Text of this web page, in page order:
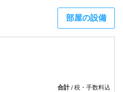
部屋の設備
合計/税・手数料込